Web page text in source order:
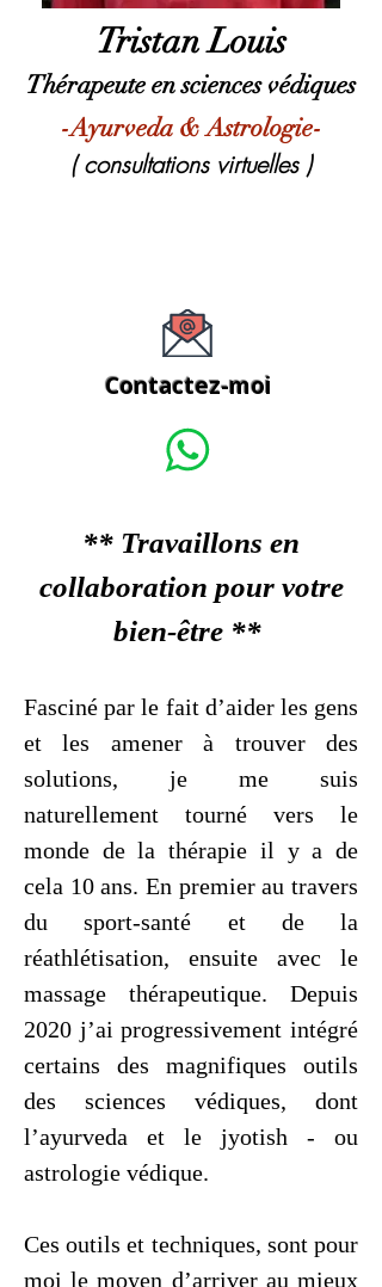
Tristan Louis
Thérapeute en sciences védiques
-Ayurveda & Astrologie-
( consultations virtuelles )
Contactez-moi
** Travaillons en
collaboration pour votre
bien-être **
Fasciné par le fait d’aider les gens
et les amener à trouver des
solutions, je me suis
naturellement tourné vers le
monde de la thérapie il y a de
cela 10 ans. En premier au travers
du sport-santé et de la
réathlétisation, ensuite avec le
massage thérapeutique. Depuis
2020 j’ai progressivement intégré
certains des magnifiques outils
des sciences védiques, dont
l’ayurveda et le jyotish - ou
astrologie védique.
Ces outils et techniques, sont pour
moi le moyen d’arriver au mieux